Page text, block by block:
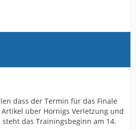
dass der Termin für das Finale
über Hornigs Verletzung und
das Trainingsbeginn am 14.